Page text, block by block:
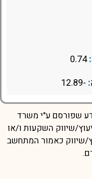
0.74
-12.89
שפורסם ע"י משרד
שיווק השקעות ו/או
שיווק כאמור המתחשב